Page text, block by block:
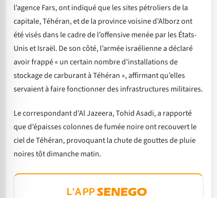
l’agence Fars, ont indiqué que les sites pétroliers de la
capitale, Téhéran, et de la province voisine d’Alborz ont
été visés dans le cadre de l’offensive menée par les États-
Unis et Israël. De son côté, l’armée israélienne a déclaré
avoir frappé « un certain nombre d’installations de
stockage de carburant à Téhéran », affirmant qu’elles
servaient à faire fonctionner des infrastructures militaires.
Le correspondant d’Al Jazeera, Tohid Asadi, a rapporté
que d’épaisses colonnes de fumée noire ont recouvert le
ciel de Téhéran, provoquant la chute de gouttes de pluie
noires tôt dimanche matin.
L'APP